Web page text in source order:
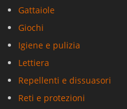
Gattaiole
Giochi
Igiene e pulizia
Lettiera
Repellenti e dissuasori
Reti e protezioni